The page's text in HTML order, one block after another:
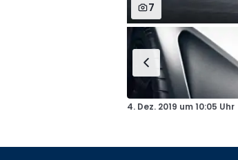
7
4. Dez. 2019 um10:05 Uhr